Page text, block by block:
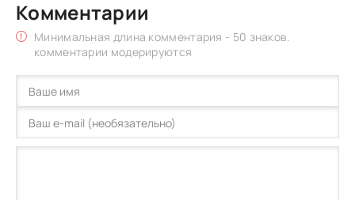
Комментарии
Минимальная длина комментария - 50 знаков.
комментарии модерируются